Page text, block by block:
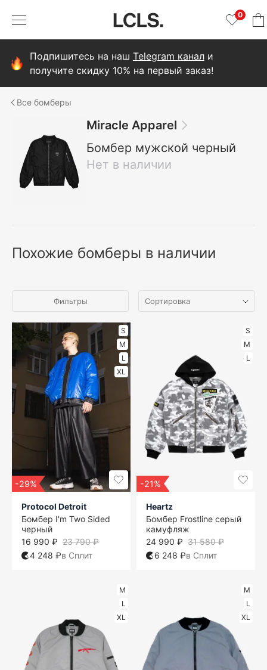
0
Подпишитесь на наш Telegram канал и
получите скидку 10% на первый заказ!
бомберы
Miracle Apparel
Бомбер мужской черный
Нет в наличии
Похожие бомберы в наличии
Фильтры
S
M
L
XL
-29%
Protocol Detroit
Бомбер I'm Two Sided
черный
23 790 ₽
16 990 ₽
4 248 ₽в Сплит
S
M
L
-21%
Heartz
Бомбер Frostline серый
камуфляж
31 580 ₽
24 990 ₽
6 248 ₽в Сплит
M
L
XL
M
L
XL